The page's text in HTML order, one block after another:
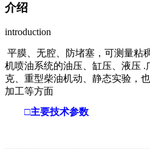
介绍
introduction
平膜、无腔、防堵塞，可测量粘
机喷油系统的油压、缸压、液压 .
克、重型柴油机动、静态实验，
加工等方面
□主要技术参数